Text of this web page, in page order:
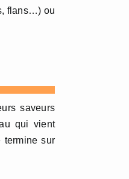
flans…) ou
saveurs
qui vient
termine sur